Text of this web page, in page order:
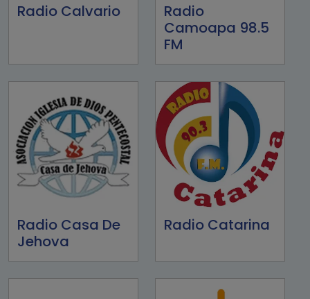
Radio Calvario
Radio
Camoapa 98.5
FM
Radio Casa De
Jehova
Radio Catarina